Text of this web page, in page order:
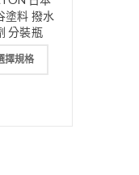
塗料 撥水
分裝瓶
擇規格